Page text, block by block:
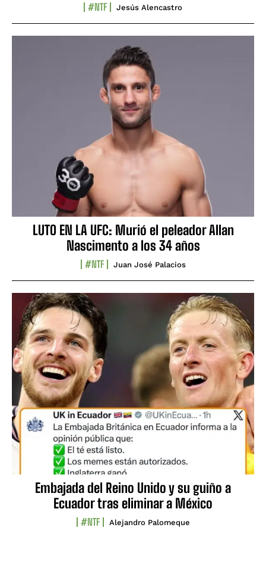
#NTF Jesús Alencastro
LUTO EN LA UFC: Murió el peleador Allan
Nascimento a los 34 años
#NTF Juan José Palacios
Embajada del Reino Unido y su guiño a
Ecuador tras eliminar a México
#NTF Alejandro Palomeque